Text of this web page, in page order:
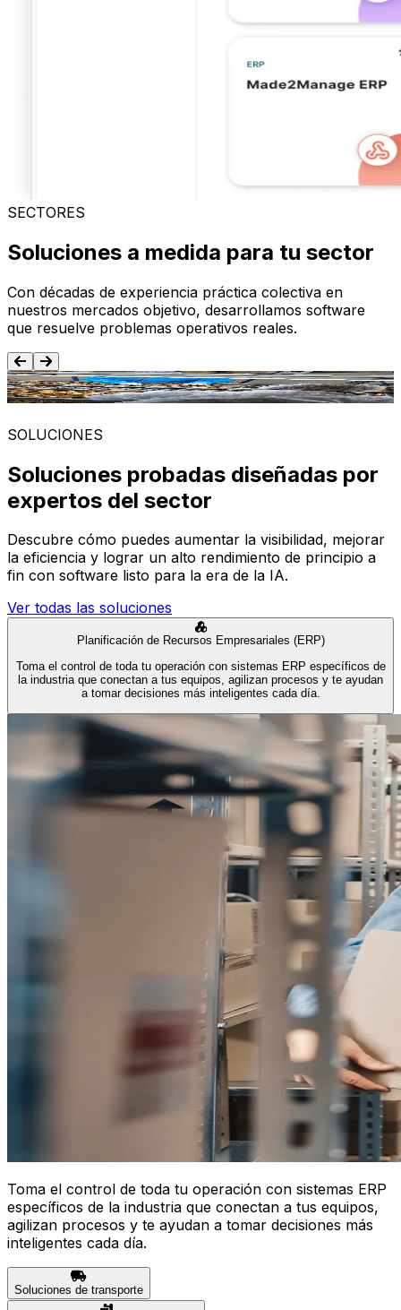
SECTORES
Soluciones a medida para tu sector
Con décadas de experiencia práctica colectiva en
nuestros mercados objetivo, desarrollamos software
que resuelve problemas operativos reales.
Alimentación y Bebida
SOLUCIONES
Soluciones probadas diseñadas por
expertos del sector
Descubre cómo puedes aumentar la visibilidad, mejorar
la eficiencia y lograr un alto rendimiento de principio a
fin con software listo para la era de la IA.
Ver todas las soluciones
Planificación de Recursos Empresariales (ERP)
Toma el control de toda tu operación con sistemas ERP específicos de
la industria que conectan a tus equipos, agilizan procesos y te ayudan
a tomar decisiones más inteligentes cada día.
Toma el control de toda tu operación con sistemas ERP
específicos de la industria que conectan a tus equipos,
agilizan procesos y te ayudan a tomar decisiones más
inteligentes cada día.
Soluciones de transporte